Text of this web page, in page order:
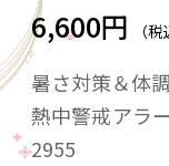
6,600円 （税
暑さ対策＆体
熱中警戒アラ
2955